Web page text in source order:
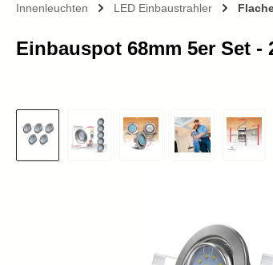
Innenleuchten LED Einbaustrahler
Einbauspot 68mm 5er Set -
Bildergalerie überspringen